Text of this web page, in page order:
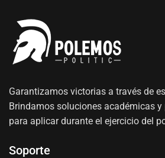
Garantizamos victorias a través de
Brindamos soluciones académicas
para aplicar durante el ejercicio del
Soporte